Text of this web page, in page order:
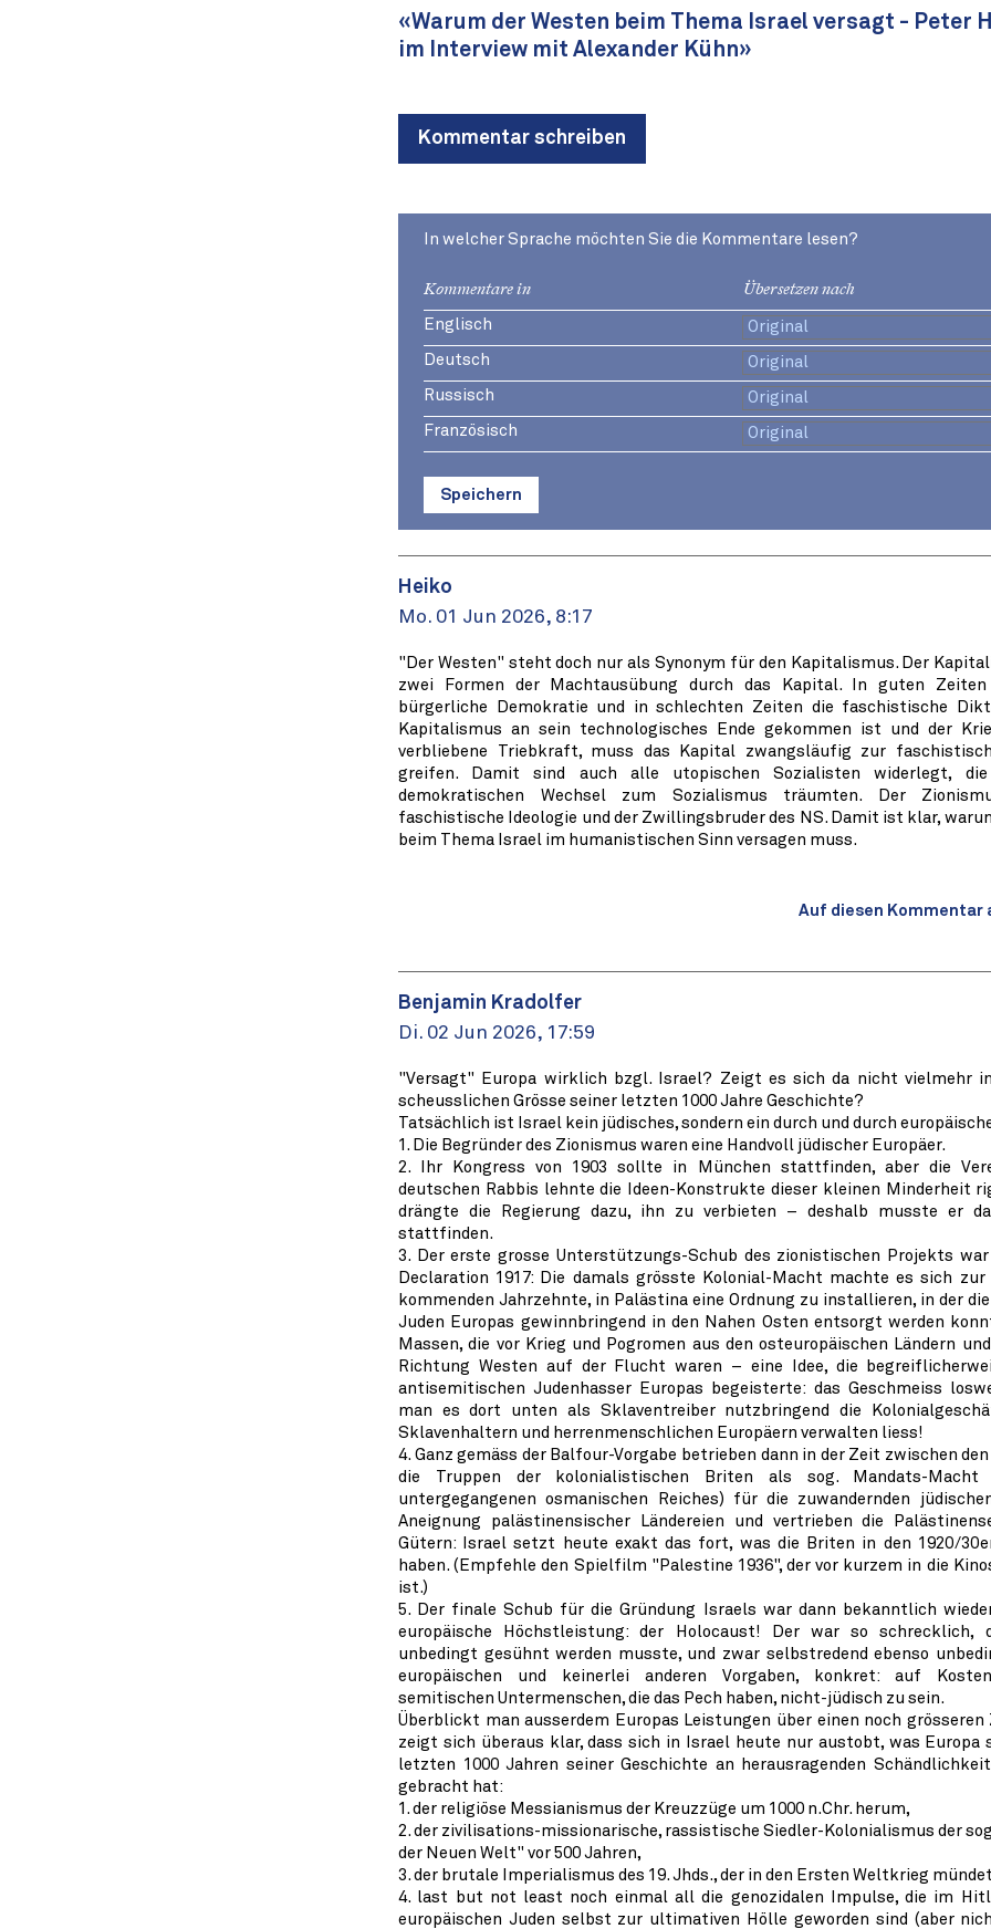
«Warum der Westen beim Thema Israel versagt - Peter
im Interview mit Alexander Kühn»
Kommentar schreiben
In welcher Sprache möchten Sie die Kommentare lesen?
Kommentare in Übersetzen nach
Englisch
Deutsch
Russisch
Französisch
Speichern
Heiko
Mo. 01 Jun 2026, 8:17
"Der Westen" steht doch nur als Synonym für den Kapitalismus. Der
zwei Formen der Machtausübung durch das Kapital. In guten
bürgerliche Demokratie und in schlechten Zeiten die faschistische
Kapitalismus an sein technologisches Ende gekommen ist und der
verbliebene Triebkraft, muss das Kapital zwangsläufig zur
greifen. Damit sind auch alle utopischen Sozialisten widerlegt,
demokratischen Wechsel zum Sozialismus träumten. Der
faschistische Ideologie und der Zwillingsbruder des NS. Damit ist klar,
beim Thema Israel im humanistischen Sinn versagen muss.
Auf diesen Kommentar
Benjamin Kradolfer
Di. 02 Jun 2026, 17:59
"Versagt" Europa wirklich bzgl. Israel? Zeigt es sich da nicht vielmehr
scheusslichen Grösse seiner letzten 1000 Jahre Geschichte?
Tatsächlich ist Israel kein jüdisches, sondern ein durch und durch
1. Die Begründer des Zionismus waren eine Handvoll jüdischer Europäer.
2. Ihr Kongress von 1903 sollte in München stattfinden, aber die
deutschen Rabbis lehnte die Ideen-Konstrukte dieser kleinen Minderheit
drängte die Regierung dazu, ihn zu verbieten – deshalb musste er
stattfinden.
3. Der erste grosse Unterstützungs-Schub des zionistischen Projekts
Declaration 1917: Die damals grösste Kolonial-Macht machte es sich zur
kommenden Jahrzehnte, in Palästina eine Ordnung zu installieren, in der
Juden Europas gewinnbringend in den Nahen Osten entsorgt werden
Massen, die vor Krieg und Pogromen aus den osteuropäischen Ländern
Richtung Westen auf der Flucht waren – eine Idee, die
antisemitischen Judenhasser Europas begeisterte: das Geschmeiss
man es dort unten als Sklaventreiber nutzbringend die
Sklavenhaltern und herrenmenschlichen Europäern verwalten liess!
4. Ganz gemäss der Balfour-Vorgabe betrieben dann in der Zeit zwischen
die Truppen der kolonialistischen Briten als sog. Mandats-Macht
untergegangenen osmanischen Reiches) für die zuwandernden
Aneignung palästinensischer Ländereien und vertrieben die
Gütern: Israel setzt heute exakt das fort, was die Briten in den 1920/
haben. (Empfehle den Spielfilm "Palestine 1936", der vor kurzem in die
ist.)
5. Der finale Schub für die Gründung Israels war dann bekanntlich
europäische Höchstleistung: der Holocaust! Der war so schrecklich,
unbedingt gesühnt werden musste, und zwar selbstredend ebenso
europäischen und keinerlei anderen Vorgaben, konkret: auf
semitischen Untermenschen, die das Pech haben, nicht-jüdisch zu sein.
Überblickt man ausserdem Europas Leistungen über einen noch grösseren
zeigt sich überaus klar, dass sich in Israel heute nur austobt, was Europa
letzten 1000 Jahren seiner Geschichte an herausragenden
gebracht hat:
1. der religiöse Messianismus der Kreuzzüge um 1000 n.Chr. herum,
2. der zivilisations-missionarische, rassistische Siedler-Kolonialismus der
der Neuen Welt" vor 500 Jahren,
3. der brutale Imperialismus des 19. Jhds., der in den Ersten Weltkrieg
4. last but not least noch einmal all die genozidalen Impulse, die im
europäischen Juden selbst zur ultimativen Hölle geworden sind (aber